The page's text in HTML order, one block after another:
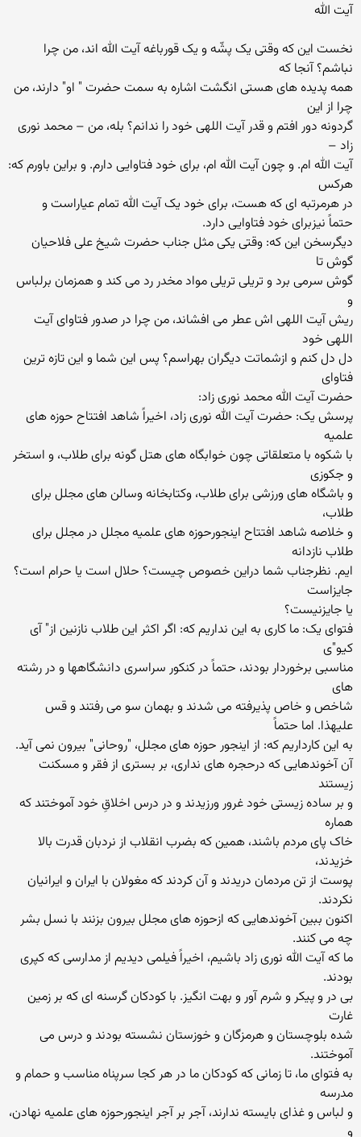
آیت الله
نخست این که وقتی یک پشّه و یک قورباغه آیت الله اند، من چرا
نباشم؟ آنجا که
همه پدیده های هستی انگشت اشاره به سمت حضرت " او" دارند، من
چرا از این
گردونه دور افتم و قدر آیت اللهی خود را ندانم؟ بله، من – محمد نوری
زاد –
آیت الله ام. و چون آیت الله ام، برای خود فتاوایی دارم. و براین باورم که:
هرکس
در هرمرتبه ای که هست، برای خود یک آیت الله تمام عیاراست و
حتماً نیزبرای خود فتاوایی دارد.
دیگرسخن این که: وقتی یکی مثل جناب حضرت شیخ علی فلاحیان
گوش تا
گوش سرمی برد و تریلی تریلی مواد مخدر رد می کند و همزمان برلباس
و
ریش آیت اللهی اش عطر می افشاند، من چرا در صدور فتاوای آیت
اللهی خود
دل دل کنم و ازشماتت دیگران بهراسم؟ پس این شما و این تازه ترین
فتاوای
حضرت آیت الله محمد نوری زاد:
پرسش یک: حضرت آیت الله نوری زاد، اخیراً شاهد افتتاح حوزه های
علمیه
با شکوه با متعلقاتی چون خوابگاه های هتل گونه برای طلاب، و استخر
و جکوزی
و باشگاه های ورزشی برای طلاب، وکتابخانه وسالن های مجلل برای
طلاب،
و خلاصه شاهد افتتاح اینجورحوزه های علمیه مجلل در مجلل برای
طلاب نازدانه
ایم. نظرجناب شما دراین خصوص چیست؟ حلال است یا حرام است؟
جایزاست
یا جایزنیست؟
فتوای یک: ما کاری به این نداریم که: اگر اکثر این طلاب نازنین از" آی
کیو"ی
مناسبی برخوردار بودند، حتماً در کنکور سراسری دانشگاهها و در رشته
های
شاخص و خاص پذیرفته می شدند و بهمان سو می رفتند و قس
علیهذا. اما حتماً
به این کارداریم که: از اینجور حوزه های مجلل، "روحانی" بیرون نمی آید.
آن آخوندهایی که درحجره های نداری، بر بستری از فقر و مسکنت
زیستند
و بر ساده زیستی خود غرور ورزیدند و در درس اخلاقِ خود آموختند که
هماره
خاک پای مردم باشند، همین که بضرب انقلاب از نردبان قدرت بالا
خزیدند،
پوست از تن مردمان دریدند و آن کردند که مغولان با ایران و ایرانیان
نکردند.
اکنون ببین آخوندهایی که ازحوزه های مجلل بیرون بزنند با نسل بشر
چه می کنند.
ما که آیت الله نوری زاد باشیم، اخیراً فیلمی دیدیم از مدارسی که کپری
بودند.
بی در و پیکر و شرم آور و بهت انگیز. با کودکان گرسنه ای که بر زمین
غارت
شده بلوچستان و هرمزگان و خوزستان نشسته بودند و درس می
آموختند.
به فتوای ما، تا زمانی که کودکان ما در هر کجا سرپناه مناسب و حمام و
مدرسه
و لباس و غذای بایسته ندارند، آجر بر آجر اینجورحوزه های علمیه نهادن،
و